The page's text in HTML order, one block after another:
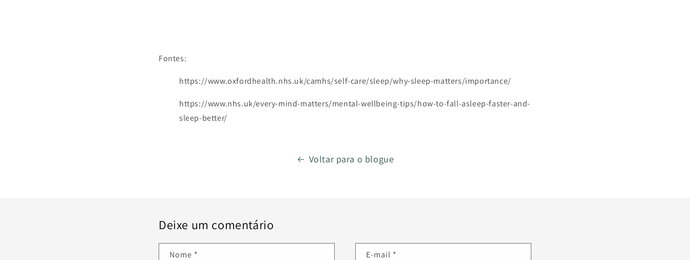
Fontes:
https://www.oxfordhealth.nhs.uk/camhs/self-care/sleep/why-sleep-matters/importance/
https://www.nhs.uk/every-mind-matters/mental-wellbeing-tips/how-to-fall-asleep-faster-and-
sleep-better/
Voltar para o blogue
Deixe um comentário
Nome * E-mail *